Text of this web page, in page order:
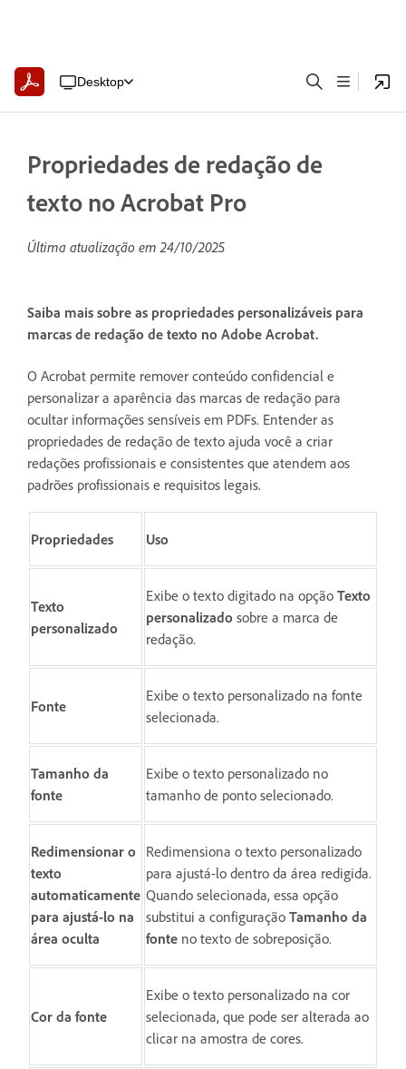
Desktop
Propriedades de redação de
texto no Acrobat Pro
Última atualização em24/10/2025
Saiba mais sobre as propriedades personalizáveis para
marcas de redação de texto no Adobe Acrobat.
O Acrobat permite remover conteúdo confidencial e
personalizar a aparência das marcas de redação para
ocultar informações sensíveis em PDFs. Entender as
propriedades de redação de texto ajuda você a criar
redações profissionais e consistentes que atendem aos
padrões profissionais e requisitos legais.
Propriedades Uso
Texto
personalizado
Exibe o texto digitado na opção Texto
personalizado sobre a marca de
redação.
Fonte
Exibe o texto personalizado na fonte
selecionada.
Tamanho da
fonte
Exibe o texto personalizado no
tamanho de ponto selecionado.
Redimensionar o
texto
automaticamente
para ajustá-lo na
área oculta
Redimensiona o texto personalizado
para ajustá-lo dentro da área redigida.
Quando selecionada, essa opção
substitui a configuração Tamanho da
fonte no texto de sobreposição.
Cor da fonte
Exibe o texto personalizado na cor
selecionada, que pode ser alterada ao
clicar na amostra de cores.